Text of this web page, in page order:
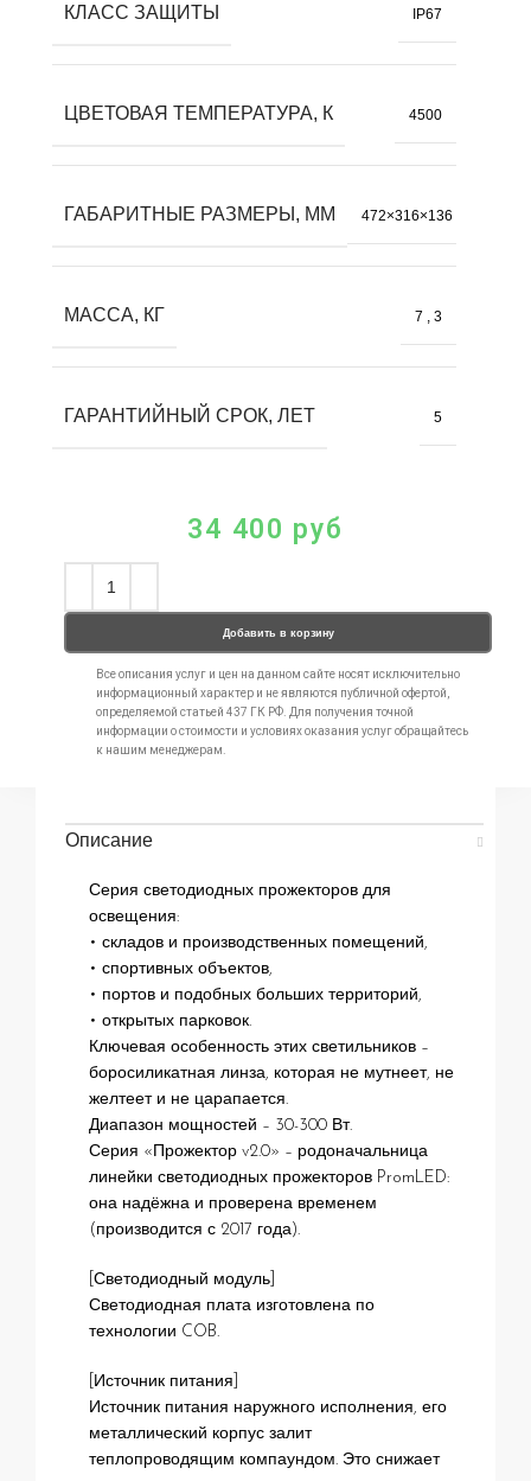
КЛАСС ЗАЩИТЫ IP67
ЦВЕТОВАЯ ТЕМПЕРАТУРА, К 4500
ГАБАРИТНЫЕ РАЗМЕРЫ, ММ 472×316×136
МАССА, КГ 7 , 3
ГАРАНТИЙНЫЙ СРОК, ЛЕТ 5
34 400 руб
Добавить в корзину
Все описания услуг и цен на данном сайте носят исключительно
информационный характер и не являются публичной офертой,
определяемой статьей 437 ГК РФ. Для получения точной
информации о стоимости и условиях оказания услуг обращайтесь
к нашим менеджерам.
Описание
Серия светодиодных прожекторов для
освещения:
• складов и производственных помещений,
• спортивных объектов,
• портов и подобных больших территорий,
• открытых парковок.
Ключевая особенность этих светильников –
боросиликатная линза, которая не мутнеет, не
желтеет и не царапается.
Диапазон мощностей – 30-300 Вт.
Серия «Прожектор v2.0» – родоначальница
линейки светодиодных прожекторов PromLED:
она надёжна и проверена временем
(производится с 2017 года).
[Светодиодный модуль]
Светодиодная плата изготовлена по
технологии COB.
[Источник питания]
Источник питания наружного исполнения, его
металлический корпус залит
теплопроводящим компаундом. Это снижает